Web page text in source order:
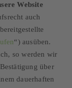
Website
auch
“) ausüben.
so werden wir
über
dauerhaften